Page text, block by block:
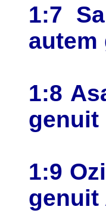
1:7
autem
1:8
genuit
1:9
genuit